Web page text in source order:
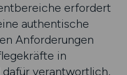
erfordert
authentische
Anforderungen
in
verantwortlich,